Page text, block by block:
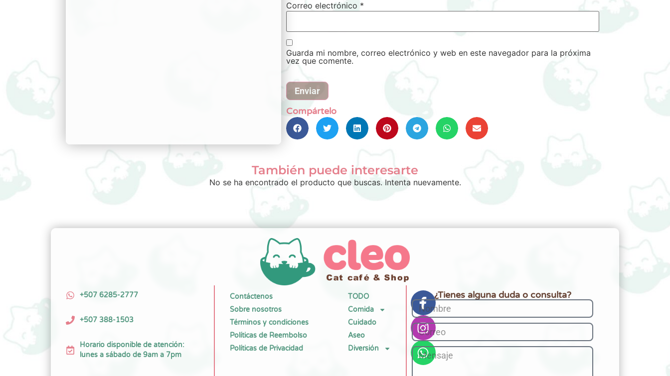
Correo electrónico *
Guarda mi nombre, correo electrónico y web en este navegador para la próxima
vez que comente.
Compártelo
También puede interesarte
No se ha encontrado el producto que buscas. Intenta nuevamente.
+507 6285-2777
+507 388-1503
Horario disponible de atención:
lunes a sábado de 9am a 7pm
Contáctenos
Sobre nosotros
Términos y condiciones
Políticas de Reembolso
Políticas de Privacidad
TODO
Comida
Cuidado
Aseo
Diversión
¿Tienes alguna duda o consulta?